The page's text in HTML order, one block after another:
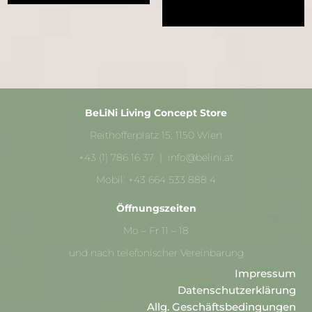
BeLiNi Living Concept Store
Reithofferplatz 15, 1150 Wien
+43 (1) 786 16 37 | info@belini.at
Mobil: +43 664 533 888 4
Öffnungszeiten
Mo – Fr 11 – 18
und nach telefonischer Vereinbarung
Impressum
Datenschutzerklärung
Allg. Geschäftsbedingungen